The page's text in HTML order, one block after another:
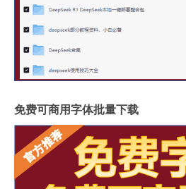
免费可商用字体批量下载